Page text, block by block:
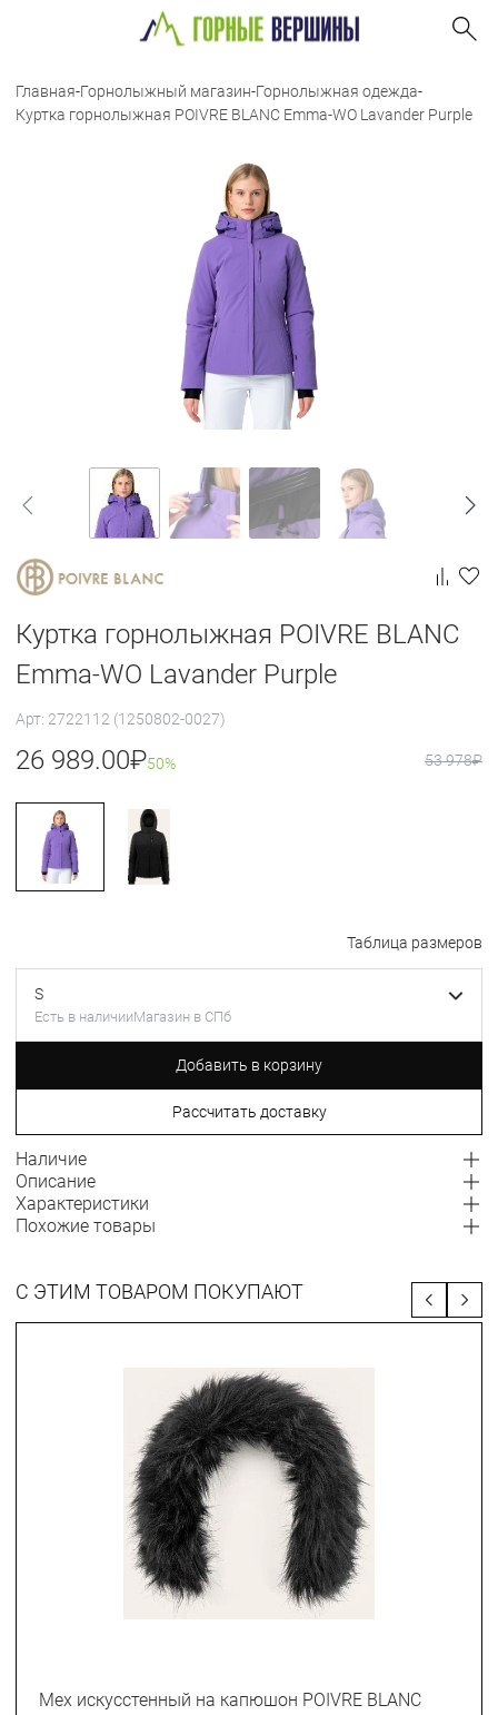
Главная-Горнолыжный магазин-Горнолыжная одежда-
Куртка горнолыжная POIVRE BLANC Emma-WO Lavander Purple
Куртка горнолыжная POIVRE BLANC
Emma-WO Lavander Purple
Арт: 2722112 (1250802-0027)
26 989.00₽50% 53 978₽
Таблица размеров
S
Есть в наличииМагазин в СПб
Добавить в корзину
Рассчитать доставку
Наличие
Описание
Характеристики
Похожие товары
С ЭТИМ ТОВАРОМ ПОКУПАЮТ
Мех искусстенный на капюшон POIVRE BLANC